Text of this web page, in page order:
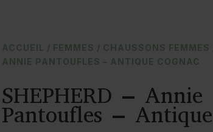
ACCUEIL / FEMMES / CHAUSSONS FEMMES
ANNIE PANTOUFLES – ANTIQUE COGNAC
SHEPHERD – Annie
Pantoufles –